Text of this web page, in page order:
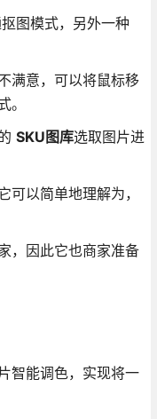
图模式，另外一种
满意，可以将鼠标移
。
SKU图库选取图片进
可以简单地理解为，
，因此它也商家准备
智能调色，实现将一